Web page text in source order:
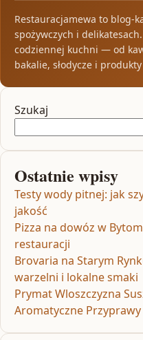
Restauracjamewa to blog-
spożywczych i
codziennej kuchni — od
bakalie, słodycze i
Szukaj
Ostatnie wpisy
Testy wody pitnej: jak
jakość
Pizza na dowóz w
restauracji
Brovaria na Starym
warzelni i lokalne smaki
Prymat Wloszczyzna
Aromatyczne Przyprawy